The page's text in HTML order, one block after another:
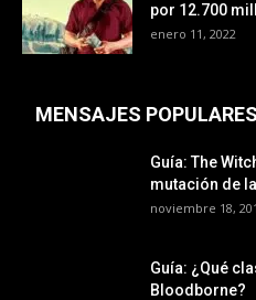
por 12.700
enero 11, 2022
MENSAJES POPULARES
Guía: The
mutación de
noviembre 18,
Guía: ¿Qué
Bloodborne?